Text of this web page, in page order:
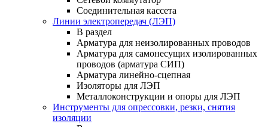
Соединительная кассета
Линии электропередач (ЛЭП)
В раздел
Арматура для неизолированных проводов
Арматура для самонесущих изолированных
проводов (арматура СИП)
Арматура линейно-сцепная
Изоляторы для ЛЭП
Металлоконструкции и опоры для ЛЭП
Инструменты для опрессовки, резки, снятия
изоляции